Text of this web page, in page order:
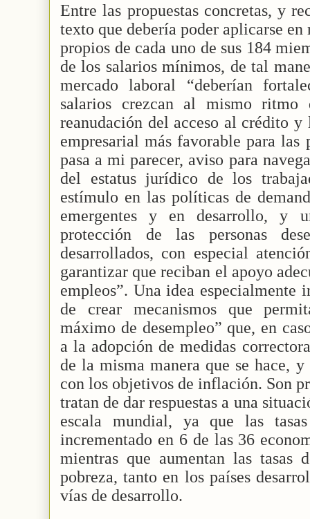
Entre las propuestas concretas, y
texto que debería poder aplicarse
propios de cada uno de sus 184
de los salarios mínimos, de tal
mercado laboral “deberían
salarios crezcan al mismo ritmo
reanudación del acceso al crédito
empresarial más favorable para las
pasa a mi parecer, aviso para
del estatus jurídico de los
estímulo en las políticas de
emergentes y en desarrollo, y
protección de las personas
desarrollados, con especial
garantizar que reciban el apoyo
empleos”. Una idea especialmente
de crear mecanismos que
máximo de desempleo” que, en
a la adopción de medidas
de la misma manera que se hace,
con los objetivos de inflación. Son
tratan de dar respuestas a una
escala mundial, ya que las
incrementado en 6 de las 36
mientras que aumentan las tasas
pobreza, tanto en los países
vías de desarrollo.